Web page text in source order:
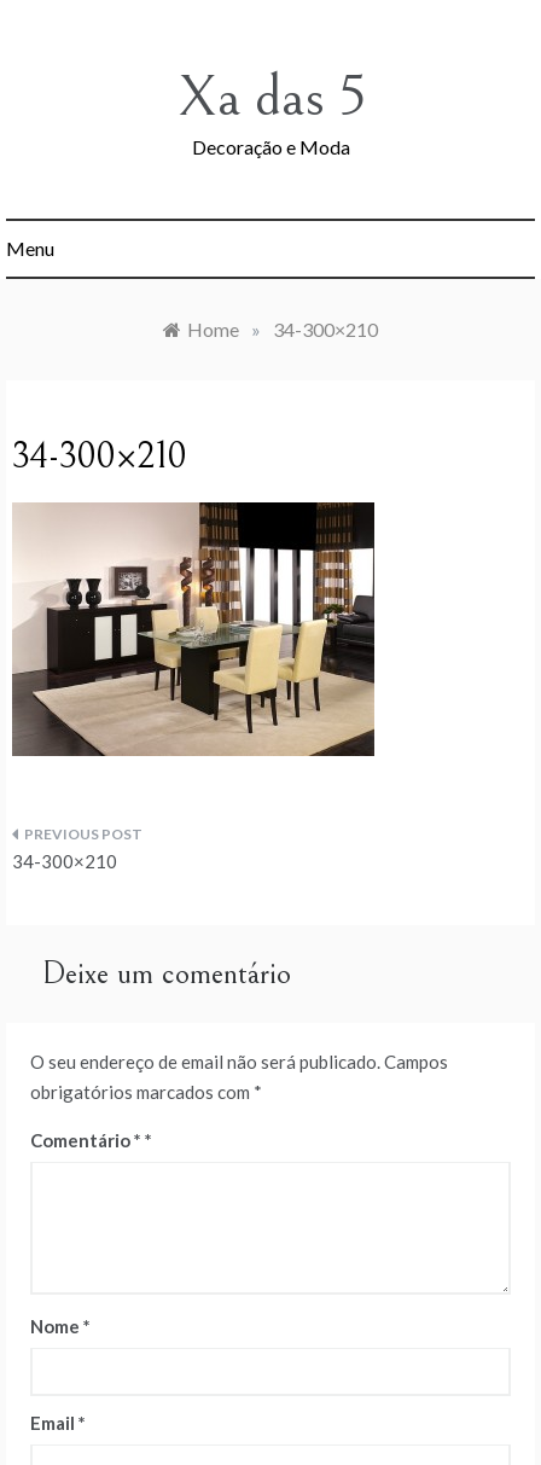
Xa das 5
Decoração e Moda
Menu
Home » 34-300×210
34-300×210
Navegação
artigos
34-300×210
Deixe um comentário
O seu endereço de email não será publicado.Campos
obrigatórios marcados com *
Comentário*
Nome *
Email *